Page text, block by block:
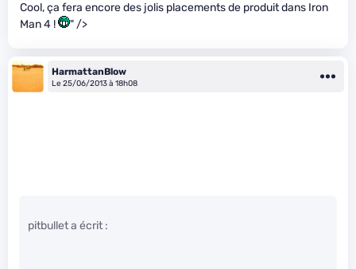
Cool, ça fera encore des jolis placements de produit dans Iron
Man 4 !
" />
HarmattanBlow
Le 25/06/2013 à 18h08
pitbullet a écrit :